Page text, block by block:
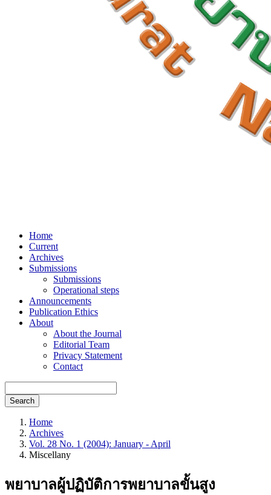
Home
Current
Archives
Submissions
Submissions
Operational steps
Announcements
Publication Ethics
About
About the Journal
Editorial Team
Privacy Statement
Contact
Search
Home
Archives
Vol. 28 No. 1 (2004): January - April
Miscellany
พยาบาลผู้ปฏิบัติการพยาบาลขั้นสูง